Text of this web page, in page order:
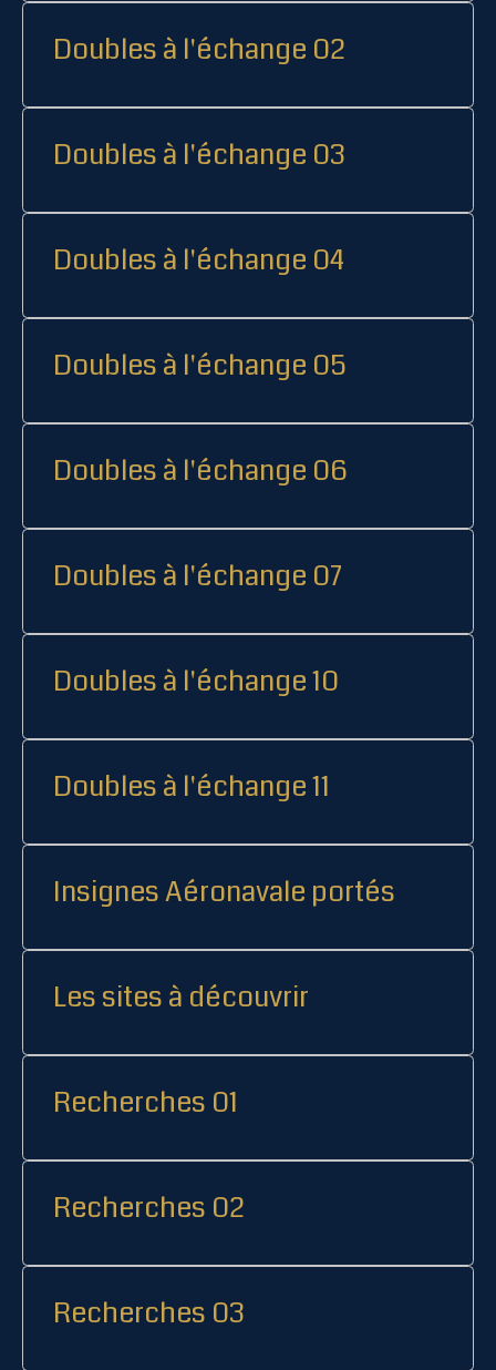
Doubles à l'échange 02
Doubles à l'échange 03
Doubles à l'échange 04
Doubles à l'échange 05
Doubles à l'échange 06
Doubles à l'échange 07
Doubles à l'échange 10
Doubles à l'échange 11
Insignes Aéronavale portés
Les sites à découvrir
Recherches 01
Recherches 02
Recherches 03